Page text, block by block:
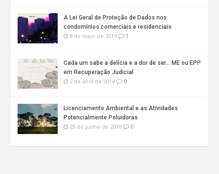
A Lei Geral de Proteção de Dados nos
condomínios comerciais e residenciais
8 de maio de 2019 1
Cada um sabe a delícia e a dor de ser… ME ou EPP
em Recuperação Judicial
2 de abril de 2018 0
Licenciamento Ambiental e as Atividades
Potencialmente Poluidoras
25 de junho de 2018 0